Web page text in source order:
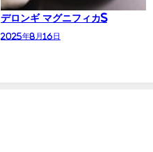
デロンギ マグニフィカS
2025年8月16日